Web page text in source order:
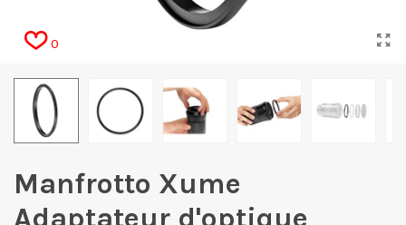
0
Manfrotto Xume
Adaptateur d'optique